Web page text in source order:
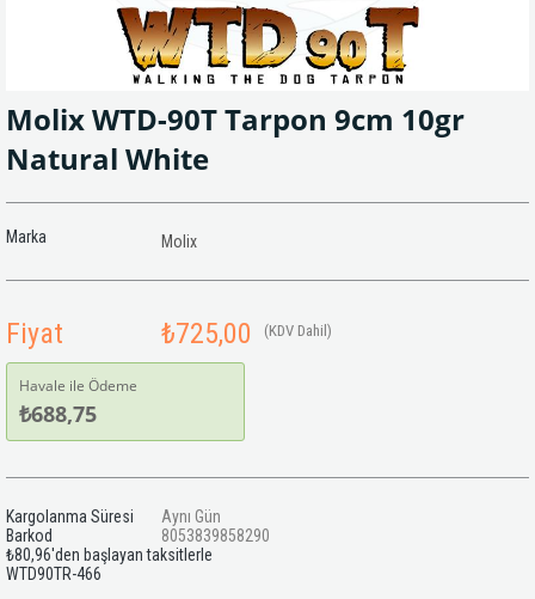
Molix WTD-90T Tarpon 9cm 10gr
Natural White
Marka Molix
Fiyat ₺725,00 (KDV Dahil)
Havale ile Ödeme
₺688,75
Kargolanma Süresi
Aynı Gün
Barkod
8053839858290
₺80,96'den başlayan taksitlerle
WTD90TR-466